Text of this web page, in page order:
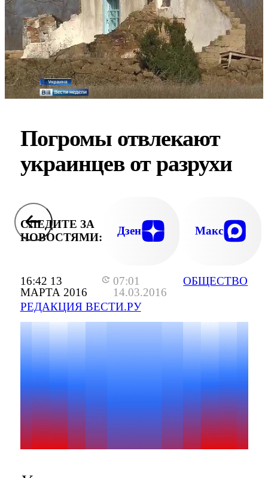
16:42 13
МАРТА 2016
07:01
14.03.2016
РЕДАКЦИЯ ВЕСТИ.РУ
ОБЩЕСТВО
Погромы отвлекают
украинцев от разрухи
СЛЕДИТЕ ЗА
НОВОСТЯМИ:
Дзен Макс